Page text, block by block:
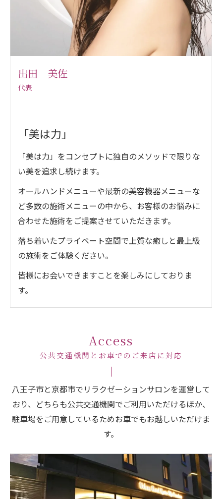
出田 美佐
代表
「美は力」
「美は力」をコンセプトに独自のメソッドで限りな
い美を追求し続けます。
オールハンドメニューや最新の美容機器メニューな
ど多数の施術メニューの中から、お客様のお悩みに
合わせた施術をご提案させていただきます。
落ち着いたプライベート空間で上質な癒しと最上級
の施術をご体験ください。
皆様にお会いできますことを楽しみにしておりま
す。
公共交通機関とお車でのご来店に対応
Access
八王子市と京都市でリラクゼーションサロンを運営して
おり、どちらも公共交通機関でご利用いただけるほか、
駐車場をご用意しているためお車でもお越しいただけま
す。